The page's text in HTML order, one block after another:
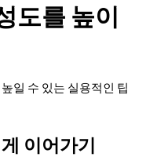
도를 높이
일 수 있는 실용적인 팁
이어가기